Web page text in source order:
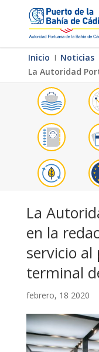
Inicio Ι Noticias
La
en la
servicio al
terminal
febrero, 18 2020